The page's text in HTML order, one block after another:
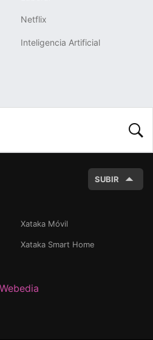
Netflix
Inteligencia Artificial
SUBIR
Xataka Móvil
Xataka Smart Home